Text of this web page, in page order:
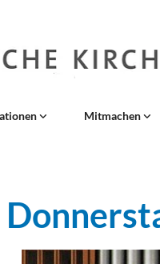
Mitmachen